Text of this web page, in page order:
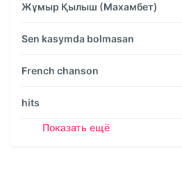
Жұмыр Қылыш (Махамбет)
Sen kasymda bolmasan
French chanson
hits
Показать ещё